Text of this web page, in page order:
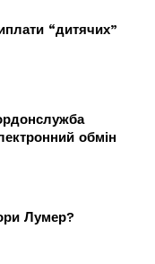
“дитячих”
обмін
Лумер?